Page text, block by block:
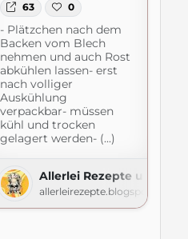
63 0
- Plätzchen nach dem
Backen vom Blech
nehmen und auch Rost
abkühlen lassen- erst
nach volliger
Auskühlung
verpackbar- müssen
kühl und trocken
gelagert werden- (...)
Allerlei Rezepte und mehr
allerleirezepte.blogspot.com